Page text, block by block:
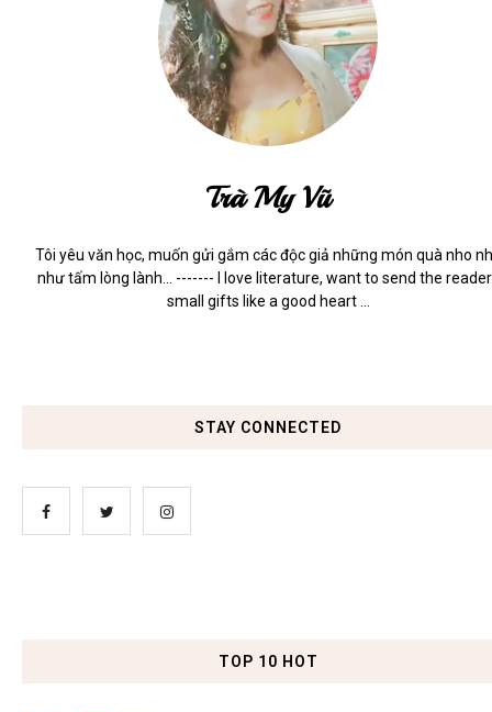
Trà My Vũ
Tôi yêu văn học, muốn gửi gắm các độc giả những món quà nho
như tấm lòng lành... ------- I love literature, want to send the
small gifts like a good heart ...
STAY CONNECTED
TOP 10 HOT